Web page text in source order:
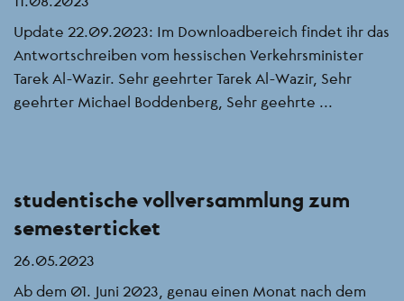
Update 22.09.2023: Im Downloadbereich findet ihr das
Antwortschreiben vom hessischen Verkehrsminister
Tarek Al-Wazir. Sehr geehrter Tarek Al-Wazir, Sehr
geehrter Michael Boddenberg, Sehr geehrte ...
studentische vollversammlung zum
semesterticket
26.05.2023
Ab dem 01. Juni 2023, genau einen Monat nach dem